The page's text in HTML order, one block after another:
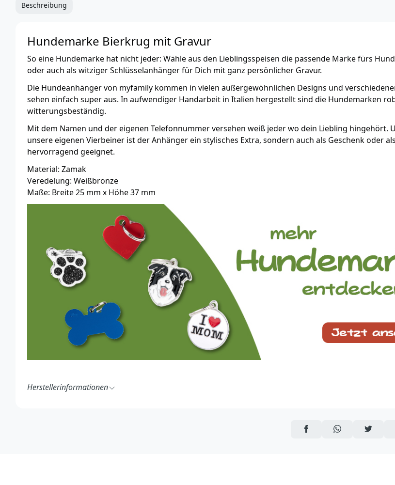
Beschreibung
Hundemarke Bierkrug mit Gravur
So eine Hundemarke hat nicht jeder: Wähle aus den Lieblingsspeisen die passende Marke fürs
oder auch als witziger Schlüsselanhänger für Dich mit ganz persönlicher Gravur.
Die Hundeanhänger von myfamily kommen in vielen außergewöhnlichen Designs und
sehen einfach super aus. In aufwendiger Handarbeit in Italien hergestellt sind die Hundemarken
witterungsbeständig.
Mit dem Namen und der eigenen Telefonnummer versehen weiß jeder wo dein Liebling hingehört.
unsere eigenen Vierbeiner ist der Anhänger ein stylisches Extra, sondern auch als Geschenk oder
hervorragend geeignet.
Material: Zamak
Veredelung: Weißbronze
Maße: Breite 25 mm x Höhe 37 mm
Herstellerinformationen
AUF FACEBOOK TEILEN
ÜBER WHATSAPP
AUF